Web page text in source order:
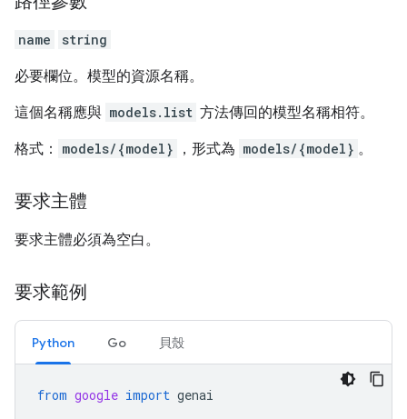
name string
必要欄位。模型的資源名稱。
這個名稱應與 models.list 方法傳回的模型名稱相符。
格式： models/{model} ，形式為 models/{model} 。
要求主體
要求主體必須為空白。
要求範例
Python Go 貝殼
from google import genai